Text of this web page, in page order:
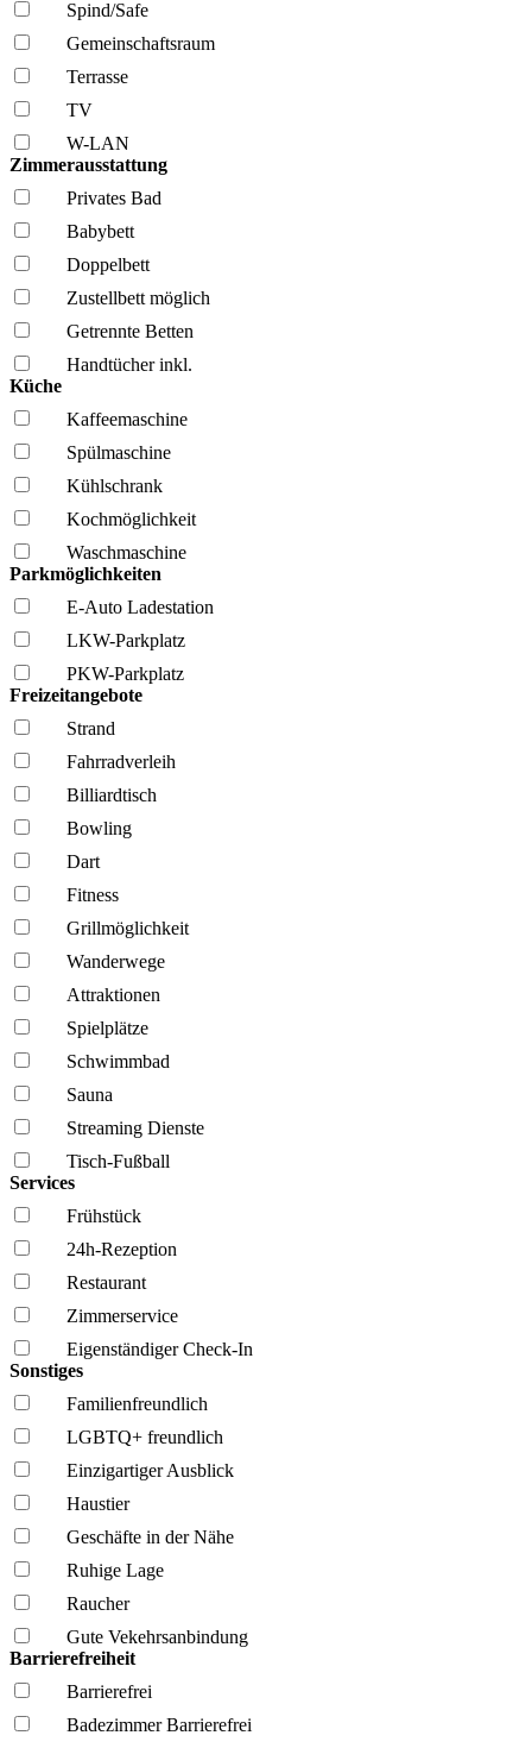
Spind/Safe
Gemeinschafts­raum
Terrasse
TV
W-LAN
Zimmerausstattung
Privates Bad
Babybett
Doppelbett
Zustellbett möglich
Getrennte Betten
Handtücher inkl.
Küche
Kaffee­maschine
Spül­maschine
Kühl­schrank
Kochmöglich­keit
Wasch­maschine
Parkmöglichkeiten
E-Auto Ladestation
LKW-Parkplatz
PKW-Parkplatz
Freizeitangebote
Strand
Fahrrad­verleih
Billiardtisch
Bowling
Dart
Fitness
Grillmöglich­keit
Wanderwege
Attraktionen
Spielplätze
Schwimmbad
Sauna
Streaming Dienste
Tisch-Fußball
Services
Frühstück
24h-Rezeption
Restaurant
Zimmerservice
Eigenständiger Check-In
Sonstiges
Familien­freundlich
LGBTQ+ freundlich
Einzigartiger Ausblick
Haustier
Geschäfte in der Nähe
Ruhige Lage
Raucher
Gute Vekehrsanbindung
Barrierefreiheit
Barrierefrei
Badezimmer Barrierefrei